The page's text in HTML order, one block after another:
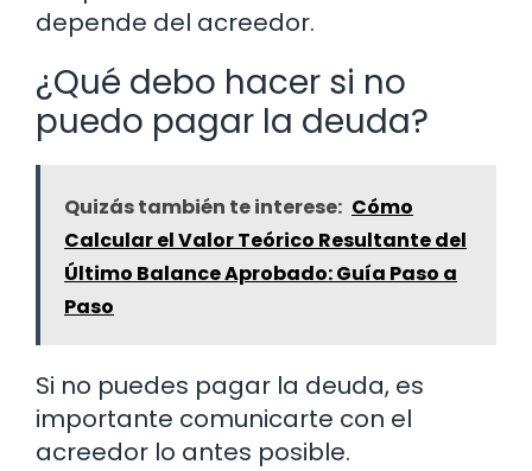
depende del acreedor.
¿Qué debo hacer si no
puedo pagar la deuda?
Quizás también te interese: Cómo
Calcular el Valor Teórico Resultante del
Último Balance Aprobado: Guía Paso a
Paso
Si no puedes pagar la deuda, es
importante comunicarte con el
acreedor lo antes posible.